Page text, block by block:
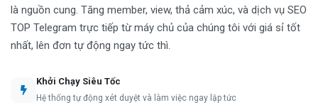
là nguồn cung. Tăng member, view, thả cảm xúc, và dịch vụ SEO
TOP Telegram trực tiếp từ máy chủ của chúng tôi với giá sỉ tốt
nhất, lên đơn tự động ngay tức thì.
Khởi Chạy Siêu Tốc
Hệ thống tự động xét duyệt và làm việc ngay lập tức